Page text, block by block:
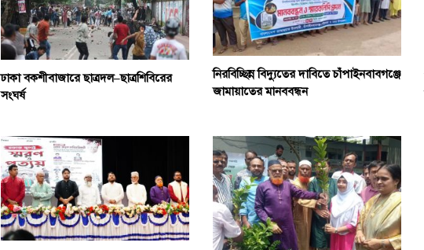
ঢাকা বকশীবাজারে ছাত্রদল–ছাত্রশিবিরের
সংঘর্ষ
নিরবিচ্ছিন্ন বিদ্যুতের দাবিতে চাঁপাইনবাবগঞ্জে
জামায়াতের মানববন্ধন